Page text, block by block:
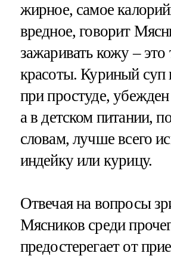
жирное, самое
вредное, говорит
зажаривать кожу – это
красоты. Куриный суп
при простуде,
а в детском питании,
словам, лучше всего
индейку или курицу.
Отвечая на вопросы
Мясников среди
предостерегает от